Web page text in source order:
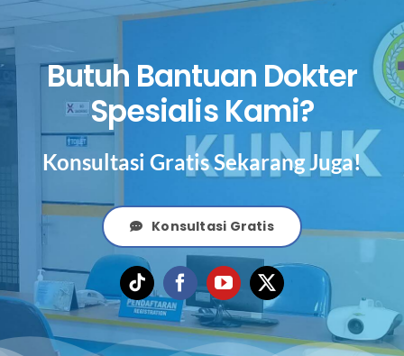
Butuh Bantuan Dokter
Spesialis Kami?
Konsultasi Gratis Sekarang Juga!
Konsultasi Gratis